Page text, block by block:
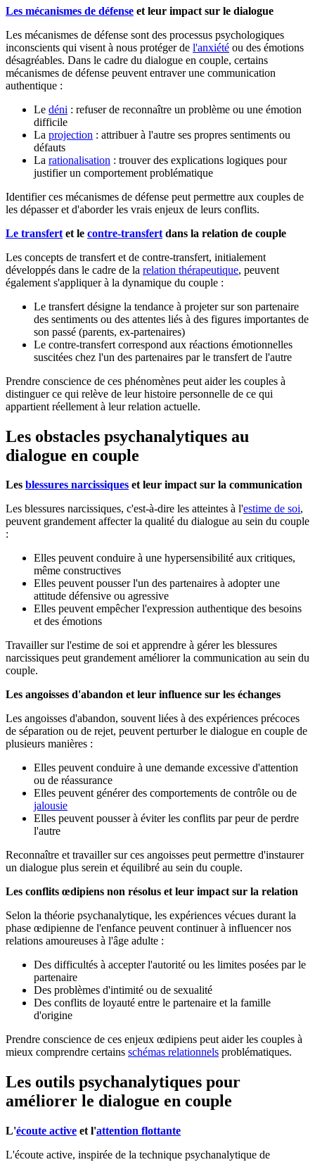
Les mécanismes de défense et leur impact sur le dialogue
Les mécanismes de défense sont des processus psychologiques
inconscients qui visent à nous protéger de l'anxiété ou des émotions
désagréables. Dans le cadre du dialogue en couple, certains
mécanismes de défense peuvent entraver une communication
authentique :
Le déni : refuser de reconnaître un problème ou une émotion
difficile
La projection : attribuer à l'autre ses propres sentiments ou
défauts
La rationalisation : trouver des explications logiques pour
justifier un comportement problématique
Identifier ces mécanismes de défense peut permettre aux couples de
les dépasser et d'aborder les vrais enjeux de leurs conflits.
Le transfert et le contre-transfert dans la relation de couple
Les concepts de transfert et de contre-transfert, initialement
développés dans le cadre de la relation thérapeutique, peuvent
également s'appliquer à la dynamique du couple :
Le transfert désigne la tendance à projeter sur son partenaire
des sentiments ou des attentes liés à des figures importantes de
son passé (parents, ex-partenaires)
Le contre-transfert correspond aux réactions émotionnelles
suscitées chez l'un des partenaires par le transfert de l'autre
Prendre conscience de ces phénomènes peut aider les couples à
distinguer ce qui relève de leur histoire personnelle de ce qui
appartient réellement à leur relation actuelle.
Les obstacles psychanalytiques au
dialogue en couple
Les blessures narcissiques et leur impact sur la communication
Les blessures narcissiques, c'est-à-dire les atteintes à l'estime de soi,
peuvent grandement affecter la qualité du dialogue au sein du couple
:
Elles peuvent conduire à une hypersensibilité aux critiques,
même constructives
Elles peuvent pousser l'un des partenaires à adopter une
attitude défensive ou agressive
Elles peuvent empêcher l'expression authentique des besoins
et des émotions
Travailler sur l'estime de soi et apprendre à gérer les blessures
narcissiques peut grandement améliorer la communication au sein du
couple.
Les angoisses d'abandon et leur influence sur les échanges
Les angoisses d'abandon, souvent liées à des expériences précoces
de séparation ou de rejet, peuvent perturber le dialogue en couple de
plusieurs manières :
Elles peuvent conduire à une demande excessive d'attention
ou de réassurance
Elles peuvent générer des comportements de contrôle ou de
jalousie
Elles peuvent pousser à éviter les conflits par peur de perdre
l'autre
Reconnaître et travailler sur ces angoisses peut permettre d'instaurer
un dialogue plus serein et équilibré au sein du couple.
Les conflits œdipiens non résolus et leur impact sur la relation
Selon la théorie psychanalytique, les expériences vécues durant la
phase œdipienne de l'enfance peuvent continuer à influencer nos
relations amoureuses à l'âge adulte :
Des difficultés à accepter l'autorité ou les limites posées par le
partenaire
Des problèmes d'intimité ou de sexualité
Des conflits de loyauté entre le partenaire et la famille
d'origine
Prendre conscience de ces enjeux œdipiens peut aider les couples à
mieux comprendre certains schémas relationnels problématiques.
Les outils psychanalytiques pour
améliorer le dialogue en couple
L'écoute active et l'attention flottante
L'écoute active, inspirée de la technique psychanalytique de